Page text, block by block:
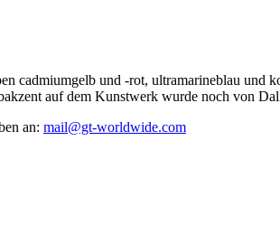
cadmiumgelb und -rot, ultramarineblau und
auf dem Kunstwerk wurde noch von
an: mail@gt-worldwide.com